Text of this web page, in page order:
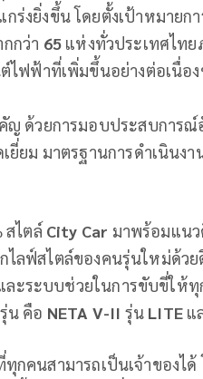
งยิ่งขึ้น โดยตั้งเป้าหมายก
กว่า 65 แห่งทั่วประเทศไทย
ไฟฟ้าที่เพิ่มขึ้นอย่างต่อเนื่อ
ญ ด้วยการมอบประสบการ
ยม มาตรฐานการดำเนินง
สไตล์ City Car มาพร้อมแน
ไลฟ์สไตล์ของคนรุ่นใหม่ด้ว
ระบบช่วยในการขับขี่ให้ทุ
รุ่น คือ NETA V-II รุ่น LITE แ
กคนสามารถเป็นเจ้าของไ